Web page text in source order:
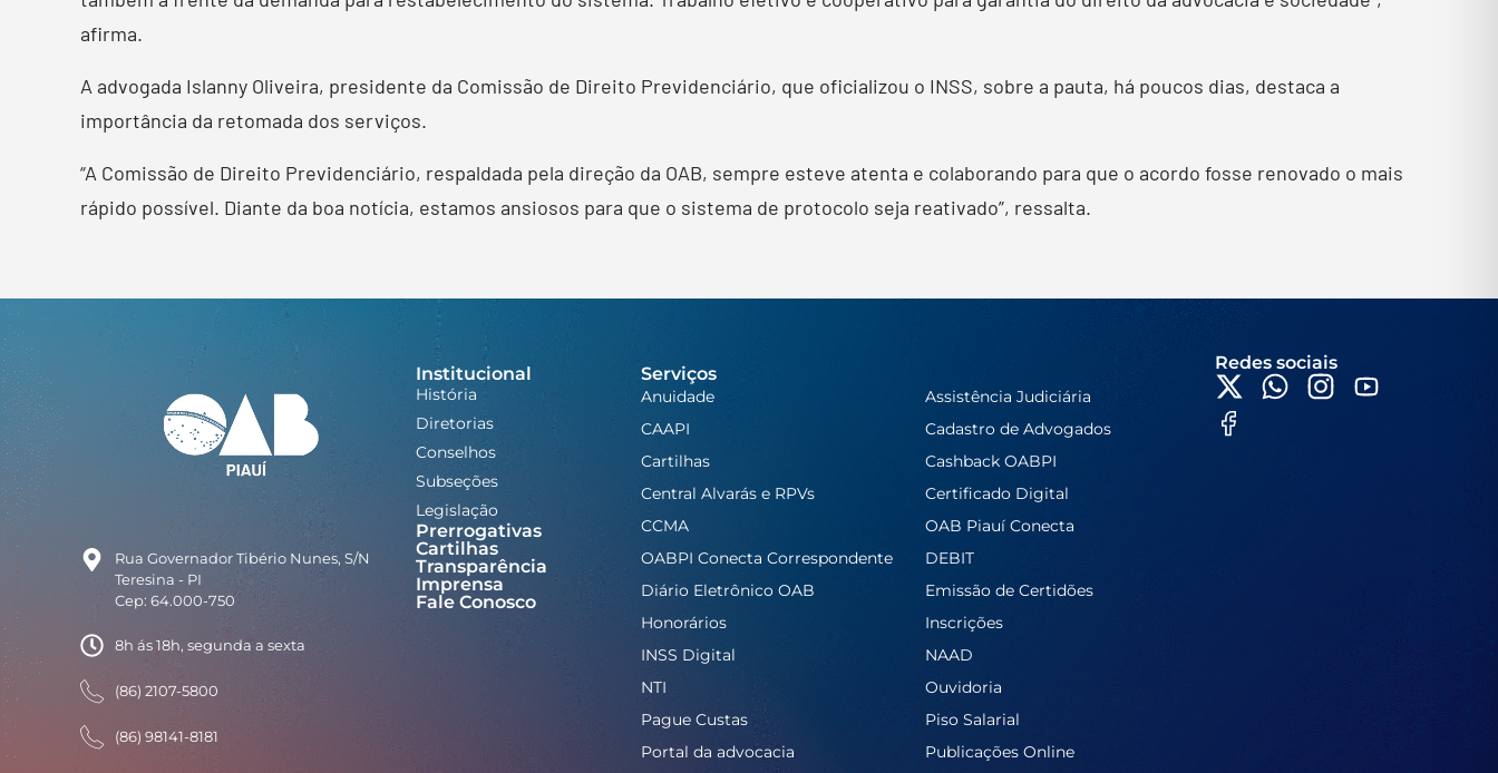
afirma.
A advogada Islanny Oliveira, presidente da Comissão de Direito Previdenciário, que oficializou o INSS, sobre a pauta, há poucos dias, destaca a
importância da retomada dos serviços.
“A Comissão de Direito Previdenciário, respaldada pela direção da OAB, sempre esteve atenta e colaborando para que o acordo fosse renovado o mais
rápido possível. Diante da boa notícia, estamos ansiosos para que o sistema de protocolo seja reativado”, ressalta.
Rua Governador Tibério Nunes, S/N
Teresina - PI
Cep: 64.000-750
8h ás 18h, segunda a sexta
(86) 2107-5800
(86) 98141-8181
Institucional
História
Diretorias
Conselhos
Subseções
Legislação
Prerrogativas
Cartilhas
Transparência
Imprensa
Fale Conosco
Serviços
Anuidade
Assistência Judiciária
CAAPI
Cadastro de Advogados
Cartilhas
Cashback OABPI
Central Alvarás e RPVs
Certificado Digital
CCMA
OAB Piauí Conecta
OABPI Conecta Correspondente
DEBIT
Diário Eletrônico OAB
Emissão de Certidões
Honorários
Inscrições
INSS Digital
NAAD
NTI
Ouvidoria
Pague Custas
Piso Salarial
Portal da advocacia
Publicações Online
Redes sociais